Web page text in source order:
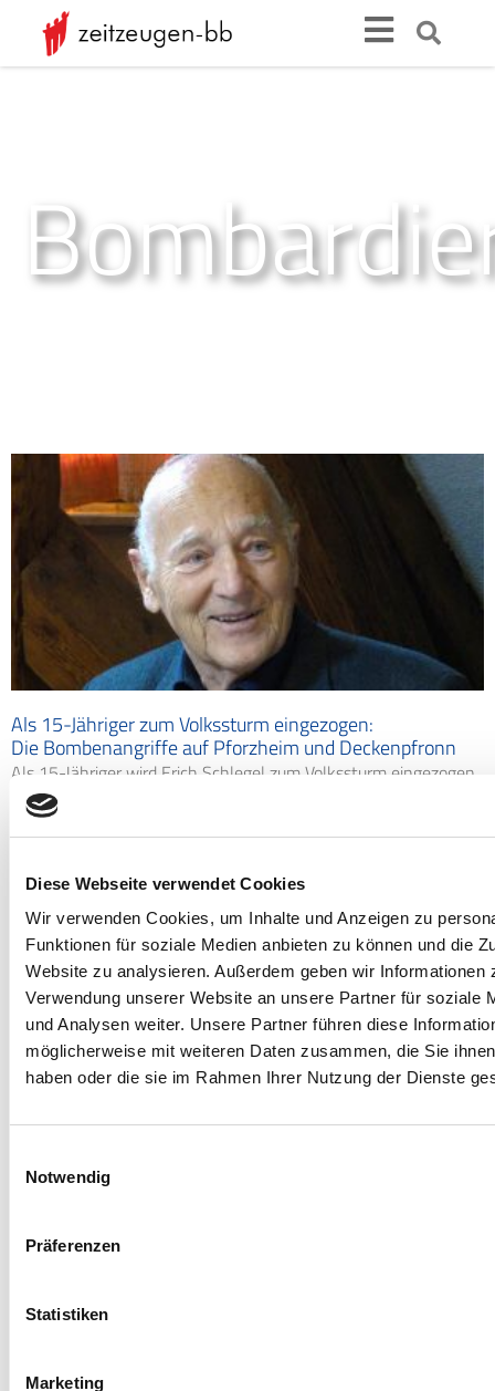
Diese Webseite verwendet Cookies
Wir verwenden Cookies, um Inhalte und Anzeigen zu
Funktionen für soziale Medien anbieten zu können und die
Website zu analysieren. Außerdem geben wir Informationen
Verwendung unserer Website an unsere Partner für soziale
und Analysen weiter. Unsere Partner führen diese
möglicherweise mit weiteren Daten zusammen, die Sie
haben oder die sie im Rahmen Ihrer Nutzung der Dienste
Notwendig
Präferenzen
Statistiken
Marketing
Als 15-Jähriger zum Volkssturm eingezogen:
Die Bombenangriffe auf Pforzheim und Deckenpfronn
Als 15-Jähriger wird Erich Schlegel zum Volkssturm eingezogen
und in Birkenfeld nahe Pforzheim stationiert. Dort
mehr erfahren »
In dieser Sequenz berichtet Immanuel Rühle (Jg. 1933) von den
mehr erfahren »